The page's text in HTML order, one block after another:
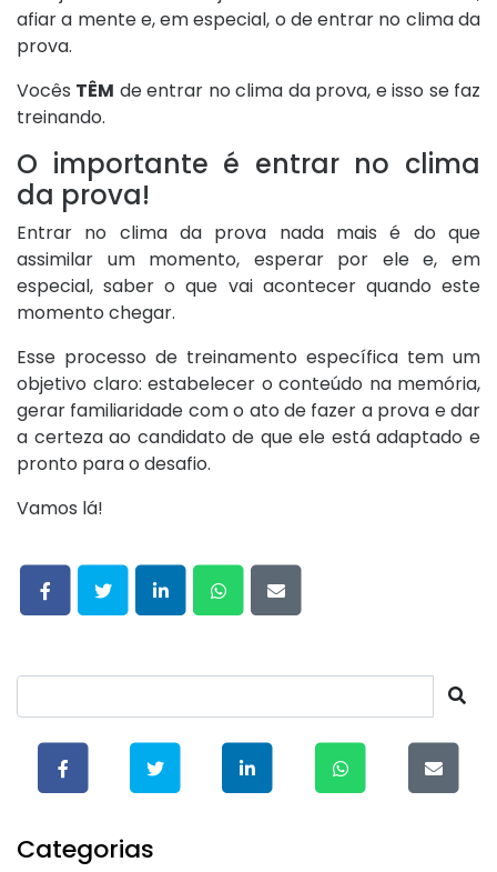
afiar a mente e, em especial, o de entrar no clima da
prova.
Vocês TÊM de entrar no clima da prova, e isso se faz
treinando.
O importante é entrar no clima
da prova!
Entrar no clima da prova nada mais é do que
assimilar um momento, esperar por ele e, em
especial, saber o que vai acontecer quando este
momento chegar.
Esse processo de treinamento específica tem um
objetivo claro: estabelecer o conteúdo na memória,
gerar familiaridade com o ato de fazer a prova e dar
a certeza ao candidato de que ele está adaptado e
pronto para o desafio.
Vamos lá!
Categorias